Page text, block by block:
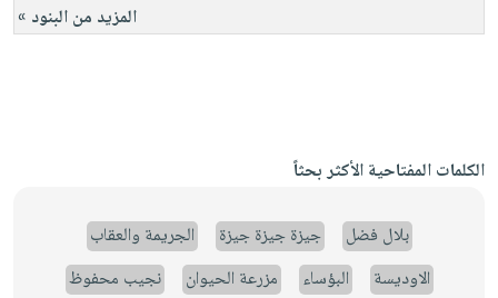
المزيد من البنود »
الكلمات المفتاحية الأكثر بحثاً
بلال فضل جيزة جيزة جيزة
الجريمة والعقاب
الاوديسة
البؤساء مزرعة الحيوان
نجيب محفوظ